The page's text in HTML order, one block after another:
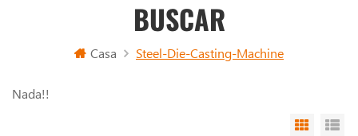
BUSCAR
Casa Steel-Die-Casting-Machine
Nada!!
Grid